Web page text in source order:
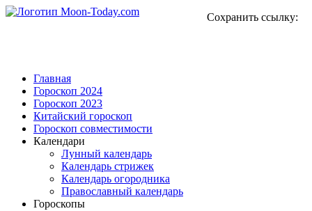
Сохранить ссылку:
Главная
Гороскоп 2024
Гороскоп 2023
Китайский гороскоп
Гороскоп совместимости
Календари
Лунный календарь
Календарь стрижек
Календарь огородника
Православный календарь
Гороскопы